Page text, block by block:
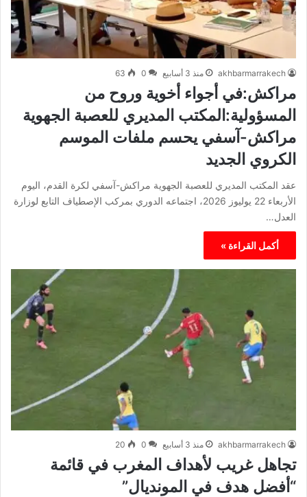
akhbarmarrakech منذ 3 أسابيع 0
63
مراكش:في أجواء أخوية وروح من
المسؤولية:المكتب المديري للعصبة الجهوية
مراكش-آسفي يحسم ملفات الموسم
الكروي الجديد
عقد المكتب المديري للعصبة الجهوية مراكش-آسفي لكرة القدم، اليوم
الأربعاء 22 يوليوز 2026، اجتماعه الدوري بمركب الإصطياف التابع لوزارة
العدل…
أكمل القراءة »
akhbarmarrakech منذ 3 أسابيع 0
20
تجاهل غريب لأهداف المغرب في قائمة
“أفضل هدف في المونديال”